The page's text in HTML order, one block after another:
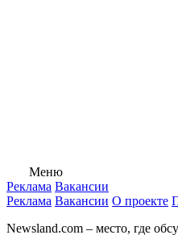
Меню
Реклама Вакансии
Реклама Вакансии О проекте
Newsland.com – место, где